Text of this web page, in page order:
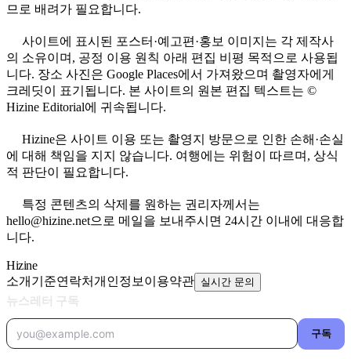
므로 배려가 필요합니다.
사이트에 표시된 포스터·예고편·홍보 이미지는 각 제작사
의 소유이며, 공정 이용 원칙 아래 편집 비평 목적으로 사용됩
니다. 장소 사진은 Google Places에서 가져왔으며 촬영자에게
크레딧이 표기됩니다. 본 사이트의 원본 편집 텍스트는 ©
Hizine Editorial에 귀속됩니다.
Hizine은 사이트 이용 또는 촬영지 방문으로 인한 손해·손실
에 대해 책임을 지지 않습니다. 여행에는 위험이 따르며, 상식
적 판단이 필요합니다.
특정 콘텐츠의 삭제를 원하는 권리자께서는
hello@hizine.net으로 메일을 보내주시면 24시간 이내에 대응합
니다.
Hizine
소개 기준연락처개인정보 이용약관 실시간 문의